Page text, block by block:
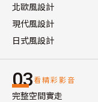
北歐風設計
現代風設計
日式風設計
03看精彩影音
完整空間實走